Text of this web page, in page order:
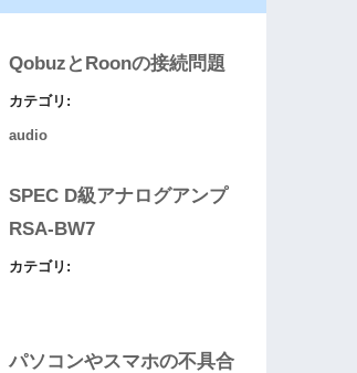
QobuzとRoonの接続問題
カテゴリ:
audio
SPEC D級アナログアンプ
RSA-BW7
カテゴリ:
パソコンやスマホの不具合